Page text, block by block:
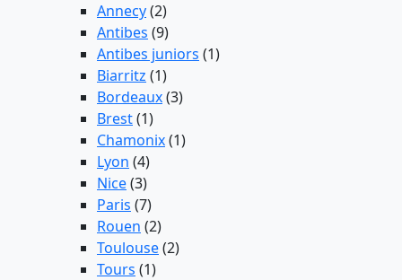
Annecy(2)
Antibes (9)
Antibes juniors (1)
Biarritz (1)
Bordeaux(3)
Brest(1)
Chamonix(1)
Lyon (4)
Nice(3)
Paris (7)
Rouen (2)
Toulouse(2)
Tours (1)